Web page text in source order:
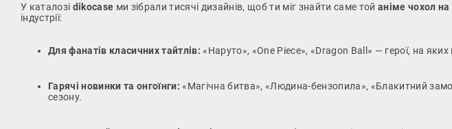
У каталозі dikocase ми зібрали тисячі дизайнів, щоб ти міг знайти саме тойаніме чохол
індустрії:
Для фанатів класичних тайтлів: «Наруто», «One Piece», «Dragon Ball» — герої, на
Гарячі новинки та онгоїнги: «Магічна битва», «Людина-бензопила», «Блакитний
сезону.